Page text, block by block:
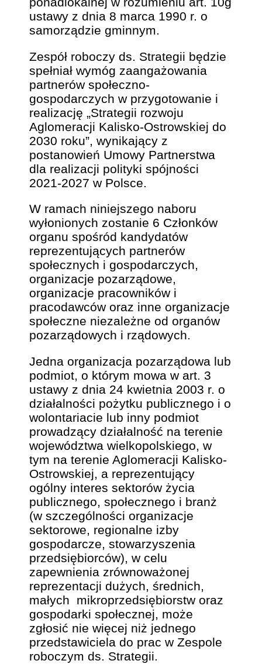
ustawy z dnia 8 marca 1990 r. o
samorządzie gminnym.
Zespół roboczy ds. Strategii będzie
spełniał wymóg zaangażowania
partnerów społeczno-
gospodarczych w przygotowanie i
realizację „Strategii rozwoju
Aglomeracji Kalisko-Ostrowskiej do
2030 roku”, wynikający z
postanowień Umowy Partnerstwa
dla realizacji polityki spójności
2021-2027 w Polsce.
W ramach niniejszego naboru
wyłonionych zostanie 6 Członków
organu spośród kandydatów
reprezentujących partnerów
społecznych i gospodarczych,
organizacje pozarządowe,
organizacje pracowników i
pracodawców oraz inne organizacje
społeczne niezależne od organów
pozarządowych i rządowych.
Jedna organizacja pozarządowa lub
podmiot, o którym mowa w art. 3
ustawy z dnia 24 kwietnia 2003 r. o
działalności pożytku publicznego i o
wolontariacie lub inny podmiot
prowadzący działalność na terenie
województwa wielkopolskiego, w
tym na terenie Aglomeracji Kalisko-
Ostrowskiej, a reprezentujący
ogólny interes sektorów życia
publicznego, społecznego i branż
(w szczególności organizacje
sektorowe, regionalne izby
gospodarcze, stowarzyszenia
przedsiębiorców), w celu
zapewnienia zrównoważonej
reprezentacji dużych, średnich,
małych mikroprzedsiębiorstw oraz
gospodarki społecznej, może
zgłosić nie więcej niż jednego
przedstawiciela do prac w Zespole
roboczym ds. Strategii.